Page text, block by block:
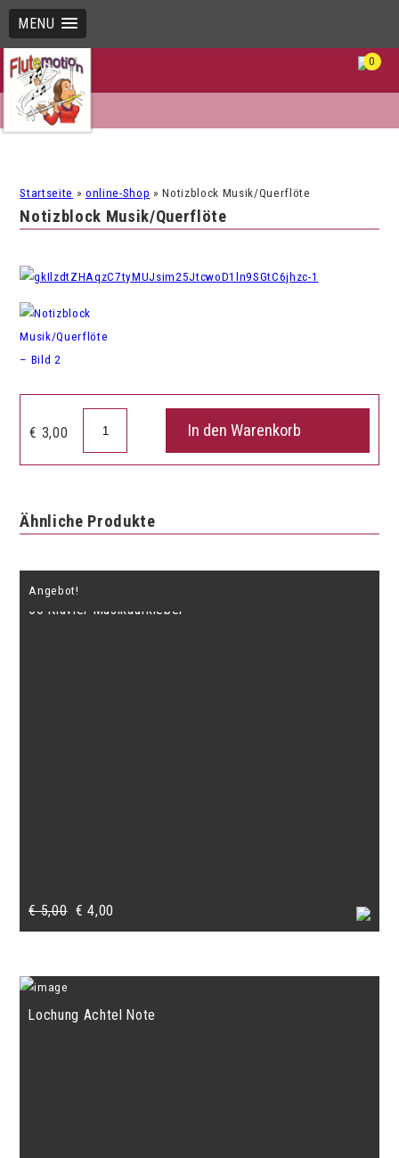
MENU
0
Startseite »online-Shop »Notizblock Musik/Querflöte
Notizblock Musik/Querflöte
€ 3,00
Menge
In den Warenkorb
Ähnliche Produkte
Angebot!
50 Klavier Musikaufkleber
€5,00 Ursprünglicher
Preis
€ 5,00
€ 4,00
Preis
€ 4,00.
Lochung Achtel Note